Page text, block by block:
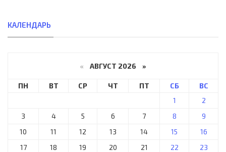
КАЛЕНДАРЬ
« АВГУСТ 2026 »
ПН ВТ СР ЧТ ПТ СБ
ВС
1
2
3
4 5 6 7 8
9
10
11 12 13 14 15
16
17
18 19 20 21 22
23